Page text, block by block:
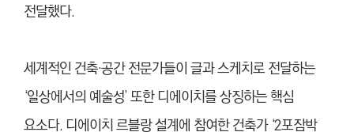
전달했다.
세계적인 건축·공간 전문가들이 글과 스케치로 전달하는
‘일상에서의 예술성’ 또한 디에이치를 상징하는 핵심
요소다. 디에이치 르블랑 설계에 참여한 건축가 ‘2포잠박